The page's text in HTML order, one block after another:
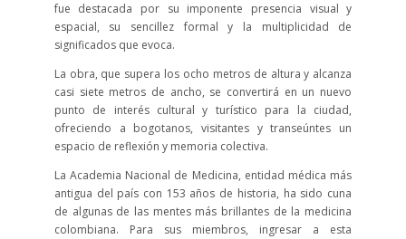
fue destacada por su imponente presencia visual y
espacial, su sencillez formal y la multiplicidad de
significados que evoca.
La obra, que supera los ocho metros de altura y alcanza
casi siete metros de ancho, se convertirá en un nuevo
punto de interés cultural y turístico para la ciudad,
ofreciendo a bogotanos, visitantes y transeúntes un
espacio de reflexión y memoria colectiva.
La Academia Nacional de Medicina, entidad médica más
antigua del país con 153 años de historia, ha sido cuna
de algunas de las mentes más brillantes de la medicina
colombiana. Para sus miembros, ingresar a esta